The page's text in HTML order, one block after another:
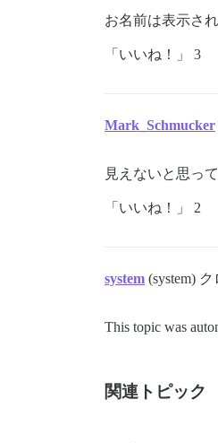
お名前は表示さ
「いいね！」 3
Mark_Schmucker
見えないと思っ
「いいね！」 2
system (system)
This topic was
関連トピック